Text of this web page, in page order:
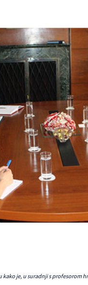
je, u suradnji s profesorom